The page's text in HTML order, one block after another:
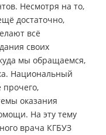
Несмотря на то,
достаточно,
всё
своих
мы обращаемся,
Национальный
прочего,
оказания
На эту тему
врача КГБУЗ